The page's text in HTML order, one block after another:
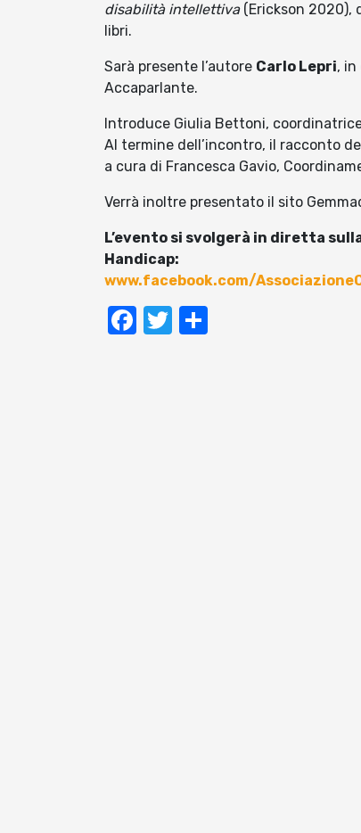
disabilità intellettiva (Erickson 2020),
libri.
Sarà presente l’autore Carlo Lepri, in
Accaparlante.
Introduce Giulia Bettoni,
Al termine dell’incontro, il racconto
a cura di Francesca Gavio,
Verrà inoltre presentato il sito
L’evento si svolgerà in diretta
Handicap:
www.facebook.com/
Facebook
Twitter